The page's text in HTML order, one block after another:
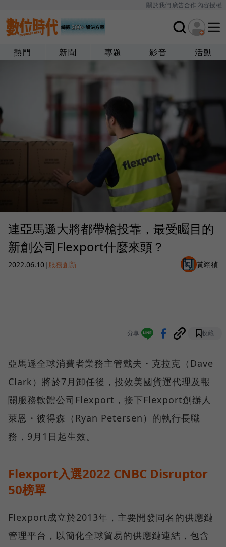
關於我們廣告合作內容授權
熱門 新聞 專題 影音 活動
連亞馬遜大將都帶槍投靠，最受矚目的
新創公司Flexport什麼來頭？
2022.06.10| 服務創新 黃翊禎
分享 收藏
亞馬遜全球消費者業務主管戴夫・克拉克（Dave
Clark）將於7月卸任後，投效美國貨運代理及報
關服務軟體公司Flexport，接下Flexport創辦人
萊恩・彼得森（Ryan Petersen）的執行長職
務，9月1日起生效。
Flexport入選2022 CNBC Disruptor
50榜單
Flexport成立於2013年，主要開發同名的供應鏈
管理平台，以簡化全球貿易的供應鏈連結，包含